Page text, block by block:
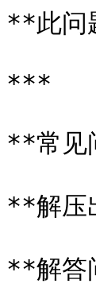
**此问
***
**常
**解压
**解